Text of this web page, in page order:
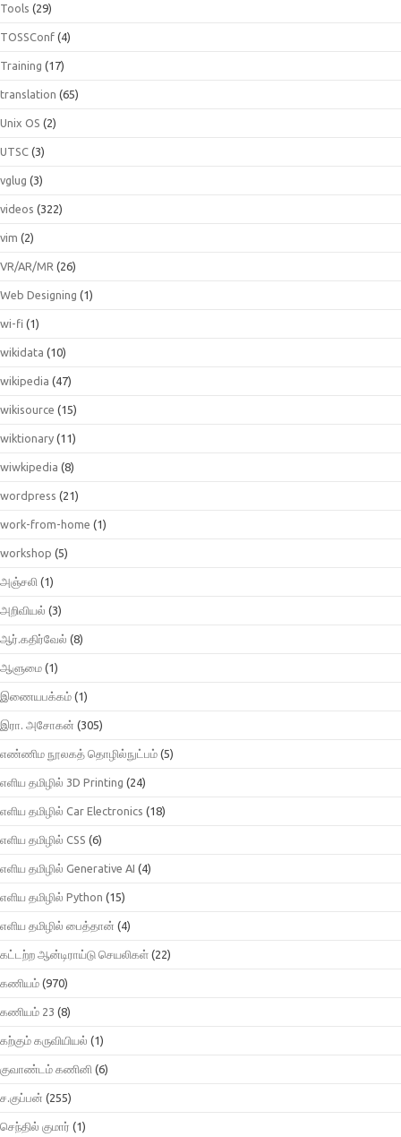
Tools (29)
TOSSConf (4)
Training (17)
translation (65)
Unix OS (2)
UTSC (3)
vglug (3)
videos (322)
vim (2)
VR/AR/MR (26)
Web Designing (1)
wi-fi (1)
wikidata (10)
wikipedia (47)
wikisource (15)
wiktionary (11)
wiwkipedia (8)
wordpress (21)
work-from-home (1)
workshop (5)
அஞ்சலி (1)
அறிவியல் (3)
ஆர்.கதிர்வேல் (8)
ஆளுமை (1)
இணையபக்கம் (1)
இரா. அசோகன் (305)
எண்ணிம நூலகத் தொழில்நுட்பம் (5)
எளிய தமிழில் 3D Printing (24)
எளிய தமிழில் Car Electronics (18)
எளிய தமிழில் CSS (6)
எளிய தமிழில் Generative AI (4)
எளிய தமிழில் Python (15)
எளிய தமிழில் பைத்தான் (4)
கட்டற்ற ஆன்டிராய்டு செயலிகள் (22)
கணியம் (970)
கணியம் 23 (8)
கற்கும் கருவியியல் (1)
குவாண்டம் கணினி (6)
ச.குப்பன் (255)
செந்தில் குமார் (1)